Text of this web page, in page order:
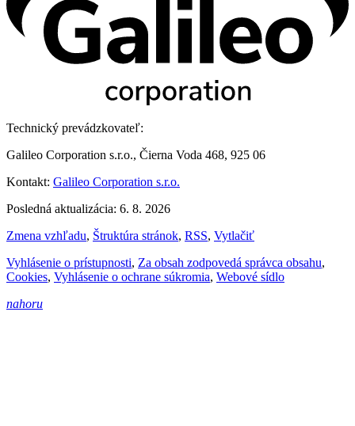
Technický prevádzkovateľ:
Galileo Corporation s.r.o., Čierna Voda 468, 925 06
Kontakt: Galileo Corporation s.r.o.
Posledná aktualizácia: 6. 8. 2026
Zmena vzhľadu, Štruktúra stránok, RSS, Vytlačiť
Vyhlásenie o prístupnosti, Za obsah zodpovedá správca obsahu,
Cookies, Vyhlásenie o ochrane súkromia, Webové sídlo
nahoru